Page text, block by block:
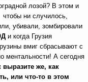
лозой? В этом и
чтобы ни случилось,
убивали, зомбировали
и когда Грузия
вмиг сбрасывают с
ментальности! А сегодня
выразите же, как
или что-то в этом